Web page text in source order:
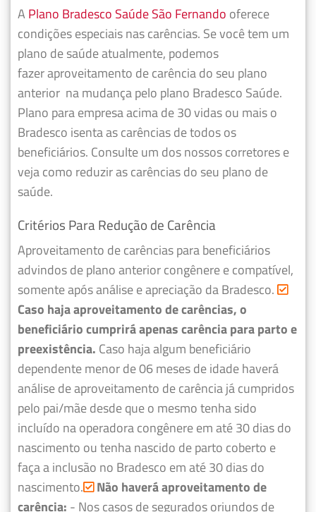
A Plano Bradesco Saúde São Fernando oferece
condições especiais nas carências. Se você tem um
plano de saúde atualmente, podemos
fazeraproveitamento de carência do seu plano
anterior na mudança pelo plano Bradesco Saúde.
Plano para empresa acima de 30 vidas ou mais o
Bradesco isenta as carências de todos os
beneficiários. Consulte um dos nossos corretores e
veja como reduzir as carências do seu plano de
saúde.
Critérios Para Redução de Carência
Aproveitamento de carências para beneficiários
advindos de plano anterior congênere e compatível,
somente após análise e apreciação da Bradesco.
Caso haja aproveitamento de carências, o
beneficiário cumprirá apenas carência para parto e
preexistência. Caso haja algum beneficiário
dependente menor de 06 meses de idade haverá
análise de aproveitamento de carência já cumpridos
pelo pai/mãe desde que o mesmo tenha sido
incluído na operadora congênere em até 30 dias do
nascimento ou tenha nascido de parto coberto e
faça a inclusão no Bradesco em até 30 dias do
nascimento. Não haverá aproveitamento de
carência: - Nos casos de segurados oriundos de